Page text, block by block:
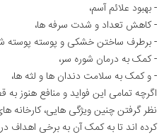
- بهبود علائم آسم،
- کاهش تعداد و شدت سرفه ها،
- برطرف ساختن خشکی و پوسته پوسته
- کمک به درمان شوره سر،
- و کمک به سلامت دندان ها و لثه ها،
اگرچه تمامی این فواید و منافع هنوز به
نظر گرفتن چنین ویژگی هایی، کارخانه
کرده اند تا به کمک آن به برخی اهداف